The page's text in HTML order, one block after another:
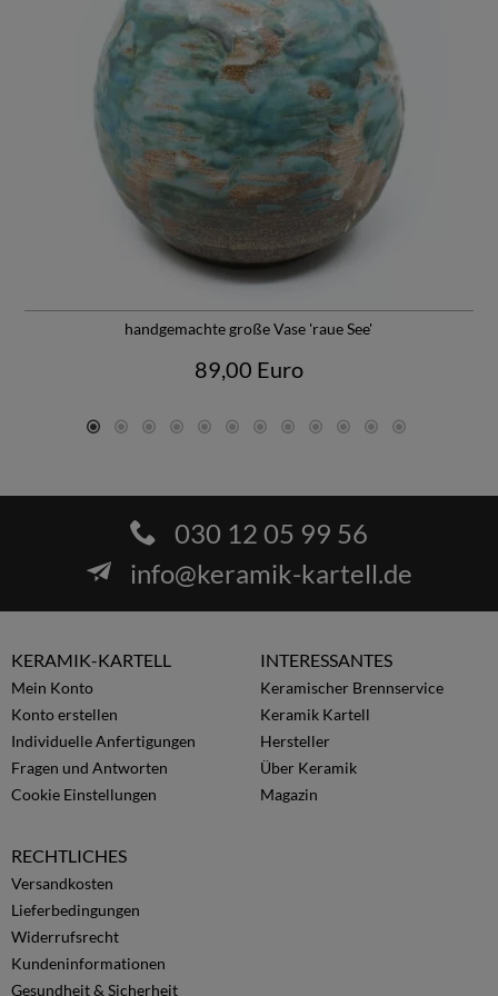
Ureinwohner interessieren.
Weitere Informationen
findest Du unterSusanne Schnurre, Keramikerin
handgemachte große Vase 'raue See'
89,00 Euro
030 12 05 99 56
info@keramik-kartell.de
KERAMIK-KARTELL
Mein Konto
Konto erstellen
Individuelle Anfertigungen
Fragen und Antworten
Cookie Einstellungen
INTERESSANTES
Keramischer Brennservice
Keramik Kartell
Hersteller
Über Keramik
Magazin
RECHTLICHES
Versandkosten
Lieferbedingungen
Widerrufsrecht
Kundeninformationen
Gesundheit & Sicherheit